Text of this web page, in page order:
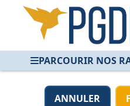
PARCOURIR NOS
ANNULER